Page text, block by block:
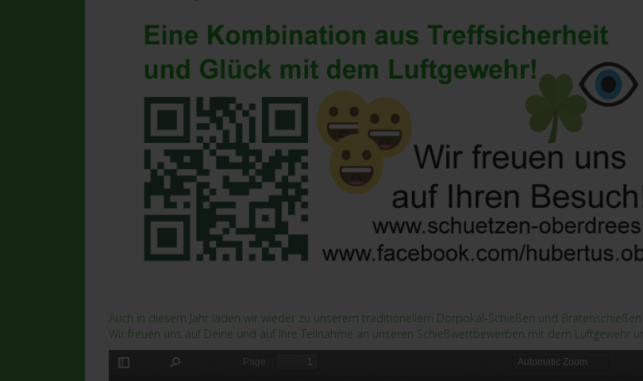
Auch in diesem Jahr laden wir wieder zu unserem traditionellem Dorpokal-Schießen und
Wir freuen uns auf Deine und auf Ihre Teilnahme an unseren Schießwettbewerben mit dem Luftgewehr